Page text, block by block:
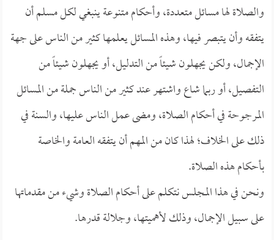
والصلاة لها مسائل متعددة، وأحكام متنوعة ينبغي لكل مسلم أن
يتفقه وأن يتبصر فيها، وهذه المسائل يعلمها كثير من الناس على جهة
الإجمال، ولكن يجهلون شيئاً من التدليل، أو يجهلون شيئاً من
التفصيل، أو ربما شاع واشتهر عند كثير من الناس جملة من المسائل
المرجوحة في أحكام الصلاة، ومضى عمل الناس عليها، والسنة في
ذلك على الخلاف؛ لهذا كان من المهم أن يتفقه العامة والخاصة
بأحكام هذه الصلاة.
ونحن في هذا المجلس نتكلم على أحكام الصلاة وشيء من مقدماتها
على سبيل الإجمال، وذلك لأهميتها، وجلالة قدرها.